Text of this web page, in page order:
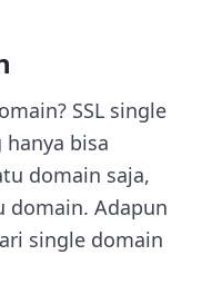
SSL single
hanya bisa
domain saja,
domain. Adapun
single domain